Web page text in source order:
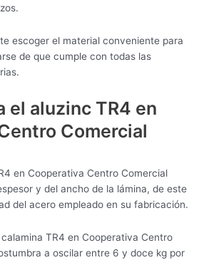
escoger el material conveniente para
de que cumple con todas las
el aluzinc TR4 en
Comercial
en Cooperativa Centro Comercial
y del ancho de la lámina, de este
del acero empleado en su fabricación.
TR4 en Cooperativa Centro
a oscilar entre 6 y doce kg por